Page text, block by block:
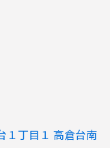
１丁目１ 高倉台南